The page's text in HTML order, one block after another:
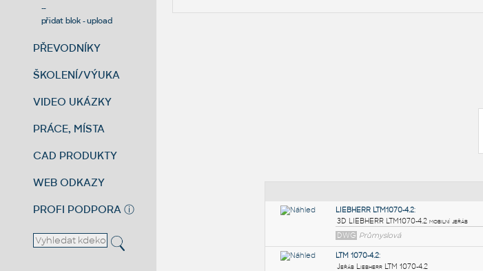
--
přidat blok - upload
PŘEVODNÍKY
ŠKOLENÍ/VÝUKA
VIDEO UKÁZKY
PRÁCE, MÍSTA
CAD PRODUKTY
WEB ODKAZY
PROFI PODPORA ⓘ